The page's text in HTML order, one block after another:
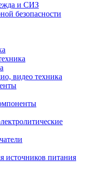
и СИЗ
безопасности
видео техника
источников питания